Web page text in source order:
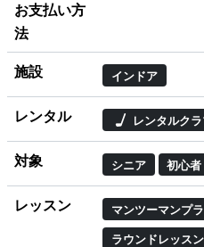
お支払い方
法
施設 インドア
レンタル レンタルク
対象 シニア 初心者
レッスン マンツーマンプ
ラウンドレッスン